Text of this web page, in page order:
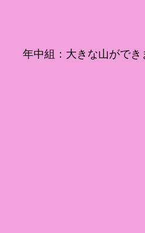
年中組：大きな山ができ